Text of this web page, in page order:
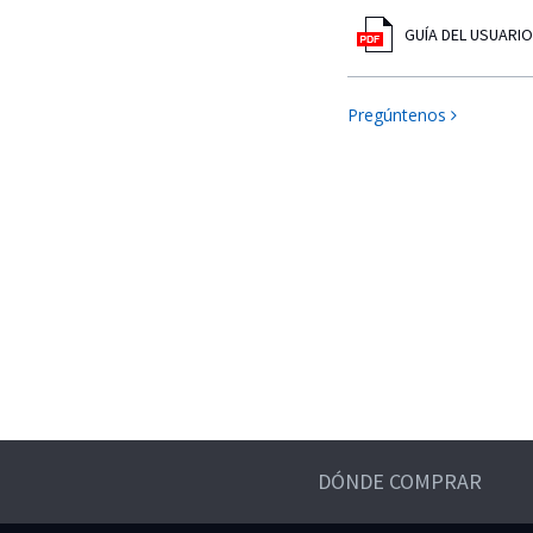
GUÍA DEL USUARIO
Pregúntenos
DÓNDE COMPRAR